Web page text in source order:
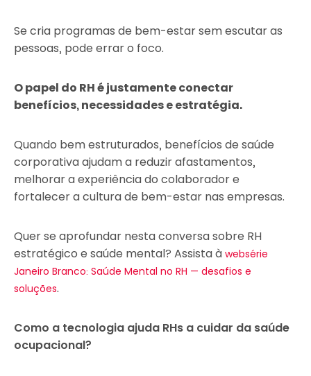
Se cria programas de bem-estar sem escutar as
pessoas, pode errar o foco.
O papel do RH é justamente conectar
benefícios, necessidades e estratégia.
Quando bem estruturados, benefícios de saúde
corporativa ajudam a reduzir afastamentos,
melhorar a experiência do colaborador e
fortalecer a cultura de bem-estar nas empresas.
Quer se aprofundar nesta conversa sobre RH
estratégico e saúde mental? Assista à websérie
Janeiro Branco: Saúde Mental no RH — desafios e
soluções.
Como a tecnologia ajuda RHs a cuidar da saúde
ocupacional?